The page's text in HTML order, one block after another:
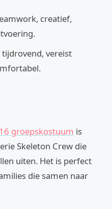
creatief,
tijdrovend, vereist
groepskostuum is
Skeleton Crew die
uiten. Het is perfect
die samen naar